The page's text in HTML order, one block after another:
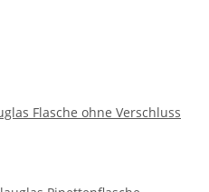
Flasche ohne Verschluss